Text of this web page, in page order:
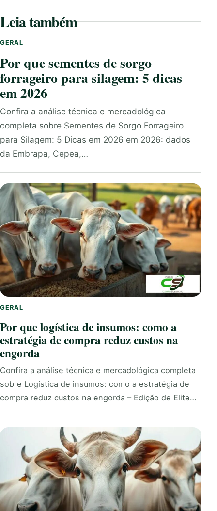
Leia também
GERAL
Por que sementes de sorgo
forrageiro para silagem: 5 dicas
em 2026
Confira a análise técnica e mercadológica
completa sobre Sementes de Sorgo Forrageiro
para Silagem: 5 Dicas em 2026 em 2026: dados
da Embrapa, Cepea,…
GERAL
Por que logística de insumos: como a
estratégia de compra reduz custos na
engorda
Confira a análise técnica e mercadológica completa
sobre Logística de insumos: como a estratégia de
compra reduz custos na engorda – Edição de Elite…